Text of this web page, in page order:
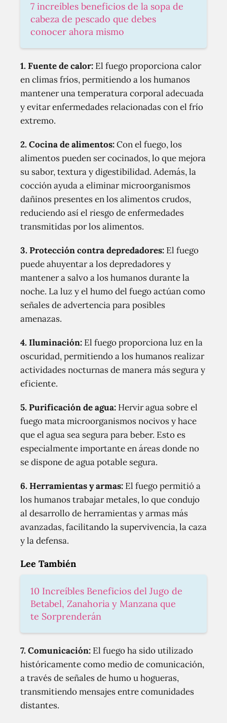
7 increíbles beneficios de la sopa de
cabeza de pescado que debes
conocer ahora mismo
1. Fuente de calor: El fuego proporciona calor
en climas fríos, permitiendo a los humanos
mantener una temperatura corporal adecuada
y evitar enfermedades relacionadas con el frío
extremo.
2. Cocina de alimentos:Con el fuego, los
alimentos pueden ser cocinados, lo que mejora
su sabor, textura y digestibilidad. Además, la
cocción ayuda a eliminar microorganismos
dañinos presentes en los alimentos crudos,
reduciendo así el riesgo de enfermedades
transmitidas por los alimentos.
3. Protección contra depredadores: El fuego
puede ahuyentar a los depredadores y
mantener a salvo a los humanos durante la
noche. La luz y el humo del fuego actúan como
señales de advertencia para posibles
amenazas.
4. Iluminación: El fuego proporciona luz en la
oscuridad, permitiendo a los humanos realizar
actividades nocturnas de manera más segura y
eficiente.
5. Purificación de agua: Hervir agua sobre el
fuego mata microorganismos nocivos y hace
que el agua sea segura para beber. Esto es
especialmente importante en áreas donde no
se dispone de agua potable segura.
6. Herramientas y armas: El fuego permitió a
los humanos trabajar metales, lo que condujo
al desarrollo de herramientas y armas más
avanzadas, facilitando la supervivencia, la caza
y la defensa.
Lee También
10 Increíbles Beneficios del Jugo de
Betabel, Zanahoria y Manzana que
te Sorprenderán
7. Comunicación: El fuego ha sido utilizado
históricamente como medio de comunicación,
a través de señales de humo u hogueras,
transmitiendo mensajes entre comunidades
distantes.